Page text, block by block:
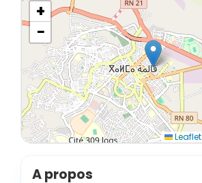
+
−
Leaflet
A propos